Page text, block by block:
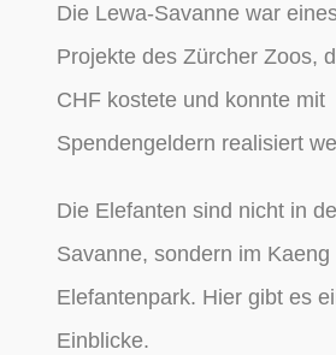
Die Lewa-Savanne war
Projekte des Zürcher Zoos,
CHF kostete und konnte mit
Spendengeldern realisiert
Die Elefanten sind nicht in
Savanne, sondern im Kaeng
Elefantenpark. Hier gibt es
Einblicke.